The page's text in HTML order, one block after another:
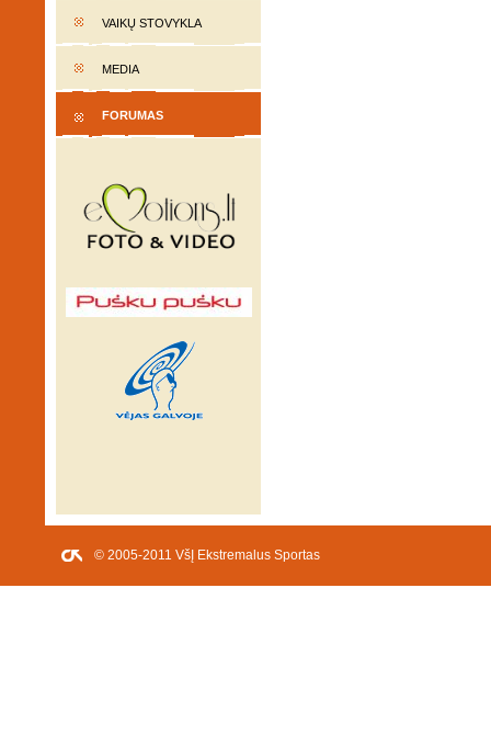
VAIKŲ STOVYKLA
MEDIA
FORUMAS
© 2005-2011 VšĮ Ekstremalus Sportas